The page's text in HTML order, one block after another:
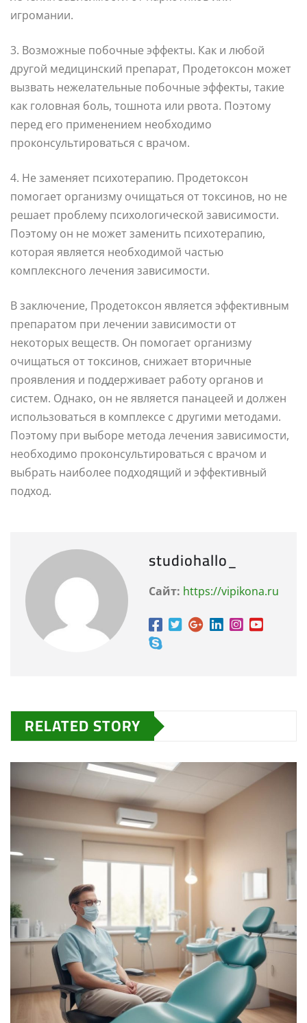
игромании.
3. Возможные побочные эффекты. Как и любой
другой медицинский препарат, Продетоксон может
вызвать нежелательные побочные эффекты, такие
как головная боль, тошнота или рвота. Поэтому
перед его применением необходимо
проконсультироваться с врачом.
4. Не заменяет психотерапию. Продетоксон
помогает организму очищаться от токсинов, но не
решает проблему психологической зависимости.
Поэтому он не может заменить психотерапию,
которая является необходимой частью
комплексного лечения зависимости.
В заключение, Продетоксон является эффективным
препаратом при лечении зависимости от
некоторых веществ. Он помогает организму
очищаться от токсинов, снижает вторичные
проявления и поддерживает работу органов и
систем. Однако, он не является панацеей и должен
использоваться в комплексе с другими методами.
Поэтому при выборе метода лечения зависимости,
необходимо проконсультироваться с врачом и
выбрать наиболее подходящий и эффективный
подход.
studiohallo_
Сайт: https://vipikona.ru
RELATED STORY